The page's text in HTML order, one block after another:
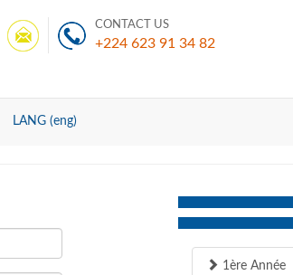
CONTACT US
+224 623 91 34 82
LANG (eng)
1ère Année